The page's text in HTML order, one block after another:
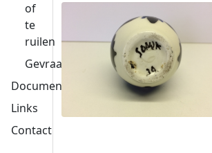
of
te
ruilen
Gevraagd
Documentatie
Links
Contact